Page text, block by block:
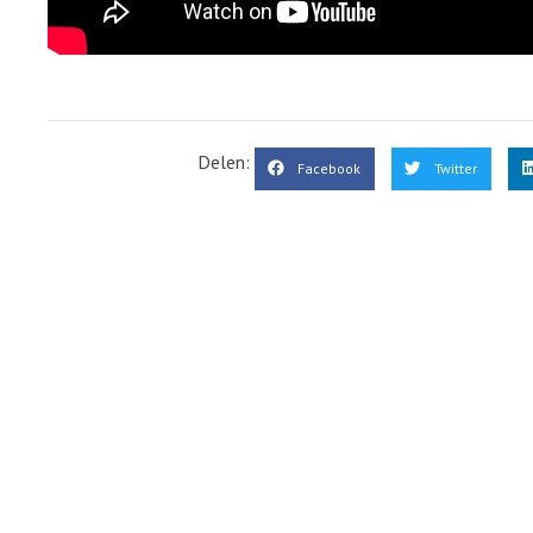
Delen: Facebook Twitter